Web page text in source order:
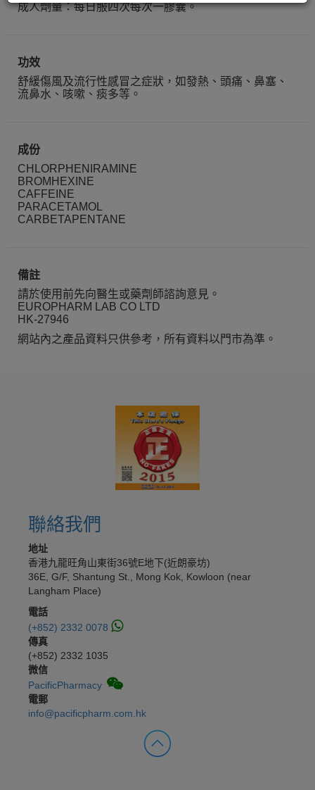
成人劑量：每日服四次每次一膠囊。
功效
舒緩傷風及流行性感冒之症狀，如發熱、頭痛、鼻塞、
流鼻水、咳嗽、痰多等。
成份
CHLORPHENIRAMINE
BROMHEXINE
CAFFEINE
PARACETAMOL
CARBETAPENTANE
備註
請於使用前先向醫生或藥劑師諮詢意見。
EUROPHARM LAB CO LTD
HK-27946
網站內之產品資料只供參考，所有資料以門市為準。
聯絡我們
地址
香港九龍旺角山東街36號E地下(近朗豪坊)
36E, G/F, Shantung St., Mong Kok, Kowloon (near
Langham Place)
電話
(+852) 2332 0078
傳真
(+852) 2332 1035
微信
PacificPharmacy
電郵
info@pacificpharm.com.hk